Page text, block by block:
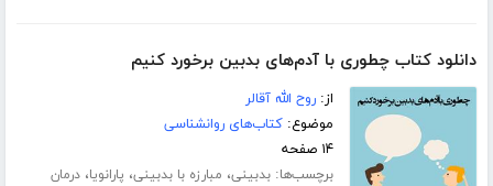
دانلود کتاب چطوری با آدم‌های بدبین برخورد کنیم
از:روح الله آقالر
موضوع:کتاب‌های روانشناسی
۱۴ صفحه
برچسب‌ها:بدبینی، مبارزه با بدبینی، پارانویا،درمان